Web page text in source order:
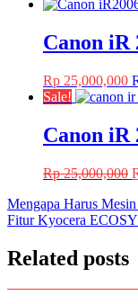
Canon iR
Rp 25,000,000
Sale!
Canon iR
Rp25,000,000
Post
navigation
Mengapa Harus
Fitur Kyocera
Related posts